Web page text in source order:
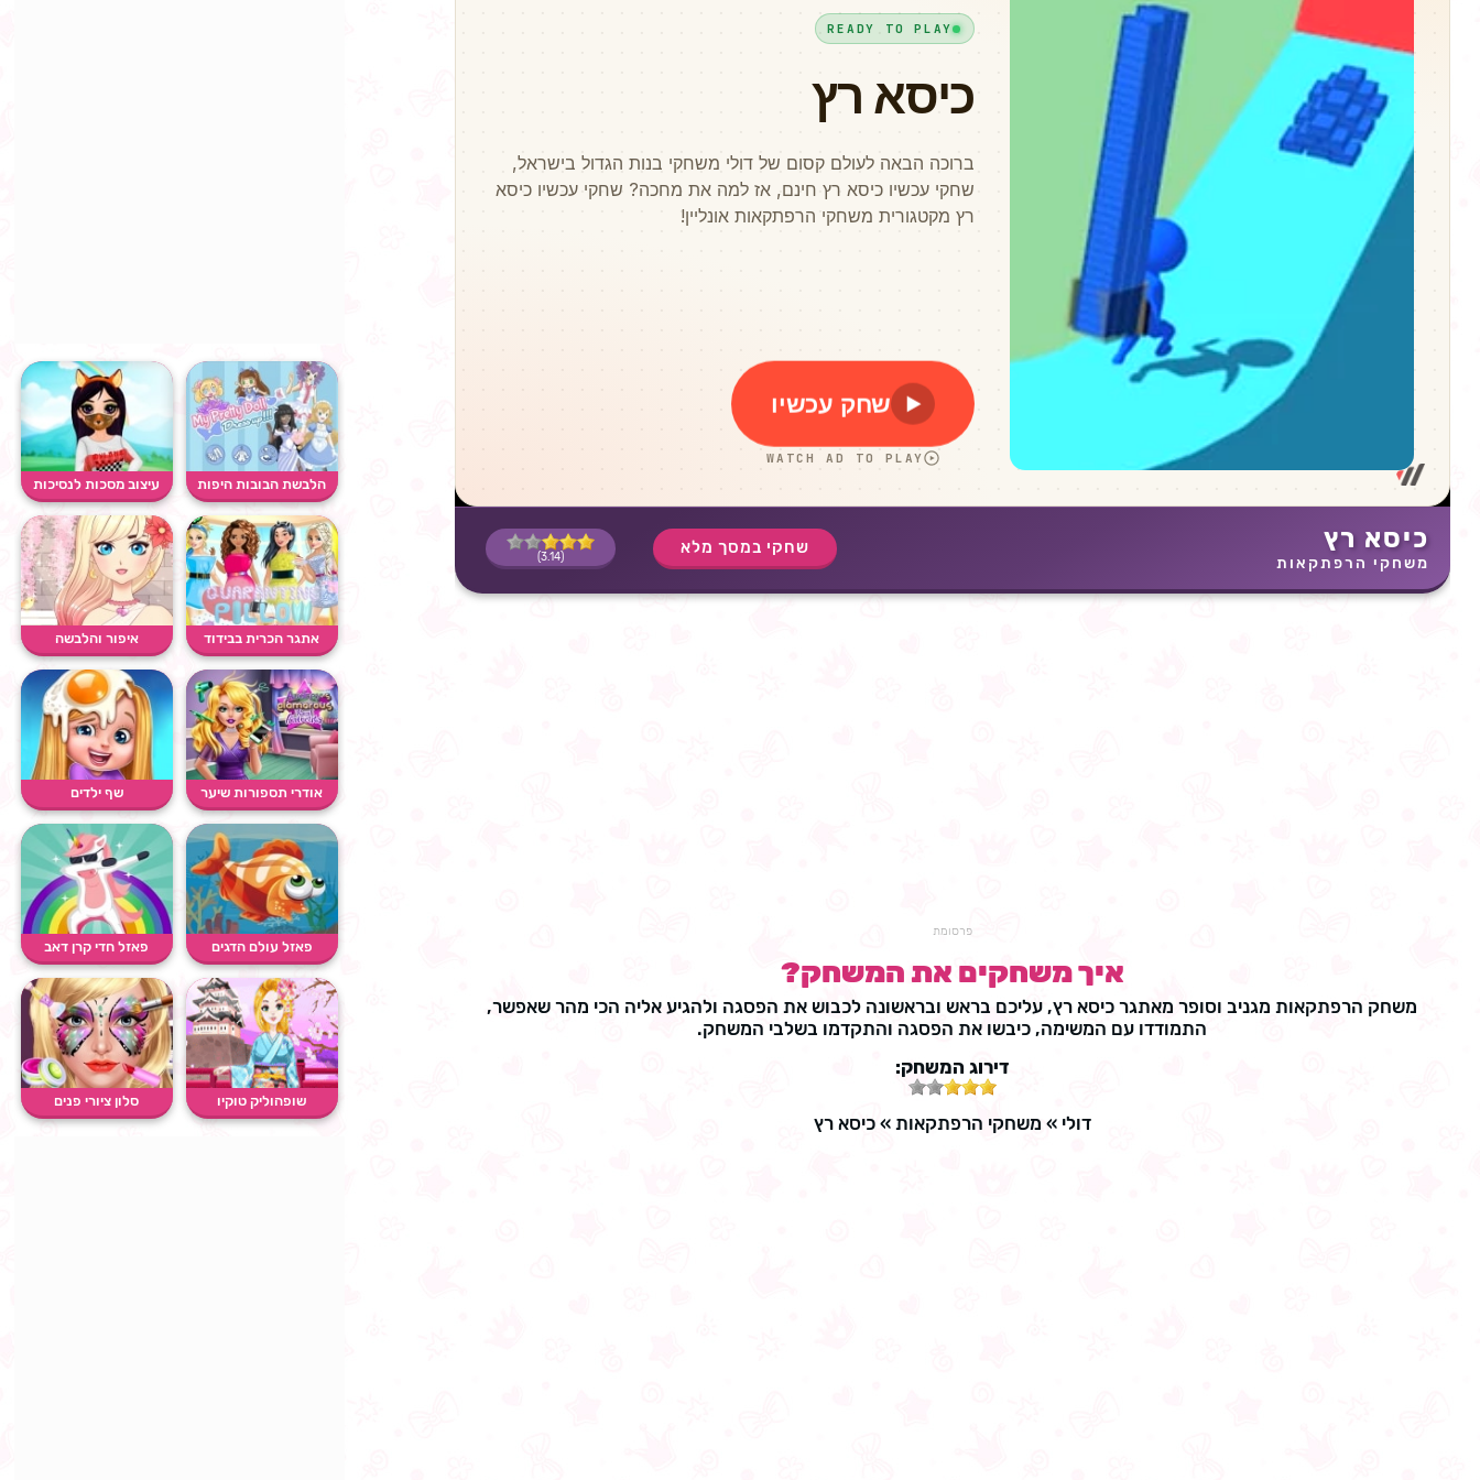
כיסא רץ
משחקי הרפתקאות
שחקי במסך מלא (3.14)
פרסומת
איך משחקים את המשחק?
משחק הרפתקאות מגניב וסופר מאתגר כיסא רץ, עליכם בראש ובראשונה לכבוש את הפסגה ולהגיע אליה הכי מהר שאפשר,
התמודדו עם המשימה, כיבשו את הפסגה והתקדמו בשלבי המשחק.
דירוג המשחק:
דולי » משחקי הרפתקאות »כיסא רץ
הלבשת הבובות היפות
שלי
עיצוב מסכות לנסיכות
אתגר הכרית בבידוד איפור והלבשה
אודרי תספורות שיער
זוהרו...
שף ילדים
פאזל עולם הדגים פאזל חדי קרן דאב
שופהוליק טוקיו סלון ציורי פנים